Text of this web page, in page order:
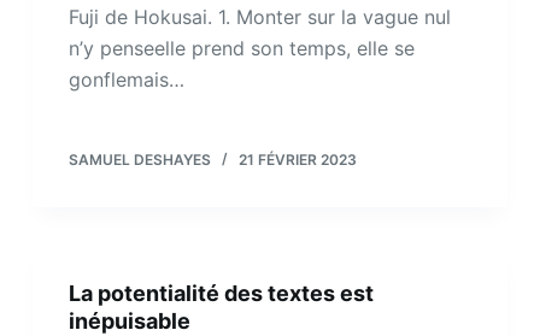
Fuji de Hokusai. 1. Monter sur la vague nul
n’y penseelle prend son temps, elle se
gonflemais…
SAMUEL DESHAYES 21 FÉVRIER 2023
La potentialité des textes est
inépuisable